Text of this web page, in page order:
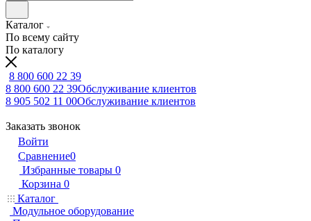
Каталог
По всему сайту
По каталогу
8 800 600 22 39
8 800 600 22 39Обслуживание клиентов
8 905 502 11 00Обслуживание клиентов
Заказать звонок
Войти
Сравнение0
Избранные товары 0
Корзина 0
Каталог
Модульное оборудование